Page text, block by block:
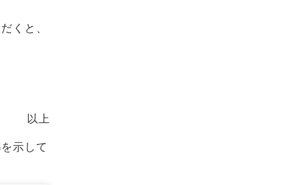
くと、
以上
示して